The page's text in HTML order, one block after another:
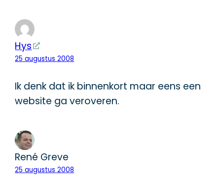
Hys
25 augustus 2008
Ik denk dat ik binnenkort maar eens een
website ga veroveren.
René Greve
25 augustus 2008